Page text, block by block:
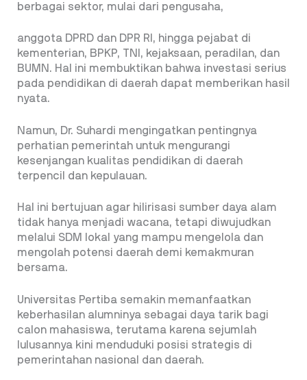
berbagai sektor, mulai dari pengusaha,
anggota DPRD dan DPR RI, hingga pejabat di
kementerian, BPKP, TNI, kejaksaan, peradilan, dan
BUMN. Hal ini membuktikan bahwa investasi serius
pada pendidikan di daerah dapat memberikan hasil
nyata.
Namun, Dr. Suhardi mengingatkan pentingnya
perhatian pemerintah untuk mengurangi
kesenjangan kualitas pendidikan di daerah
terpencil dan kepulauan.
Hal ini bertujuan agar hilirisasi sumber daya alam
tidak hanya menjadi wacana, tetapi diwujudkan
melalui SDM lokal yang mampu mengelola dan
mengolah potensi daerah demi kemakmuran
bersama.
Universitas Pertiba semakin memanfaatkan
keberhasilan alumninya sebagai daya tarik bagi
calon mahasiswa, terutama karena sejumlah
lulusannya kini menduduki posisi strategis di
pemerintahan nasional dan daerah.